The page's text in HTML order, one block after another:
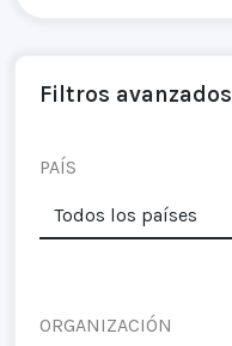
Filtros avanzados
PAÍS
ORGANIZACIÓN